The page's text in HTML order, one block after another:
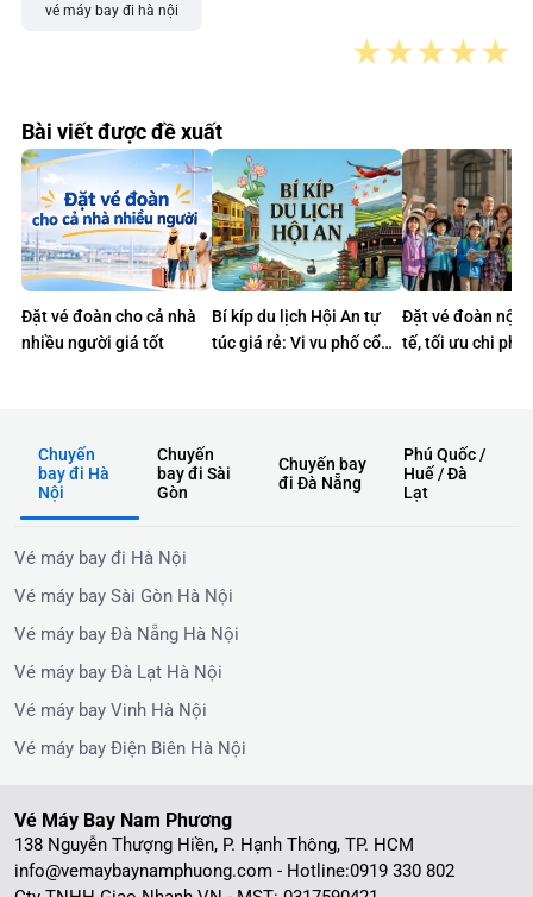
vé máy bay đi hà nội
★★★★★
Bài viết được đề xuất
Đặt vé đoàn cho cả nhà
nhiều người giá tốt
Bí kíp du lịch Hội An tự
túc giá rẻ: Vi vu phố cổ
Đặt vé đoàn nội
tế, tối ưu chi phí
Chuyến
bay đi Hà
Nội
Chuyến
bay đi Sài
Gòn
Chuyến bay
đi Đà Nẵng
Phú Quốc /
Huế / Đà
Lạt
Vé máy bay đi Hà Nội
Vé máy bay Sài Gòn Hà Nội
Vé máy bay Đà Nẵng Hà Nội
Vé máy bay Đà Lạt Hà Nội
Vé máy bay Vinh Hà Nội
Vé máy bay Điện Biên Hà Nội
Vé Máy Bay Nam Phương
138 Nguyễn Thượng Hiền, P. Hạnh Thông, TP. HCM
info@vemaybaynamphuong.com - Hotline:0919 330 802